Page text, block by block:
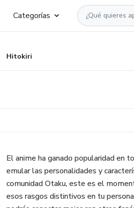
Categorías
Hitokiri
El anime ha ganado popularidad en
emular las personalidades y
comunidad Otaku, este es el
esos rasgos distintivos en tu